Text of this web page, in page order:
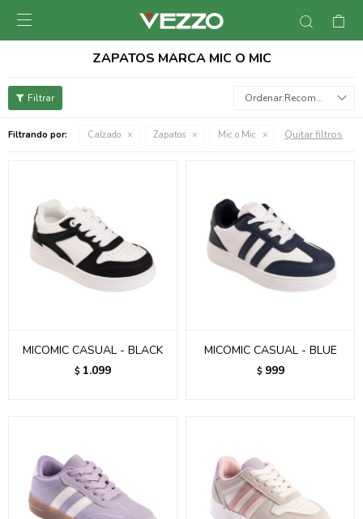

ZAPATOS MARCA MIC O MIC
Recomendados
Filtrando por: Calzado Zapatos Mic o Mic Quitar filtros
MICOMIC CASUAL - BLACK
$ 1.099
MICOMIC CASUAL - BLUE
$ 999